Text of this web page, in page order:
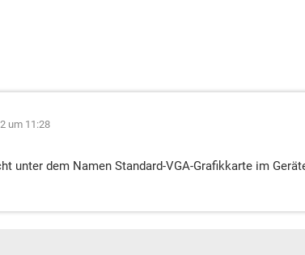
um 11:28
unter dem Namen Standard-VGA-Grafikkarte im